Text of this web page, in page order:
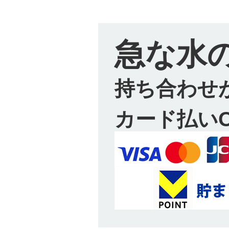
急な水
持ち合わせ
カード払い